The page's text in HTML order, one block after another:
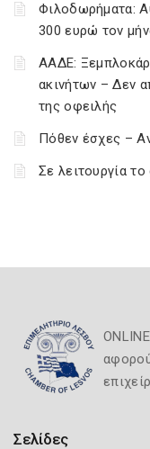
Φιλοδωρήματα:
300 ευρώ τον
ΑΑΔΕ:
ακινήτων – Δεν
της οφειλής
Πόθεν έσχες –
Σε λειτουργία
Σελίδες